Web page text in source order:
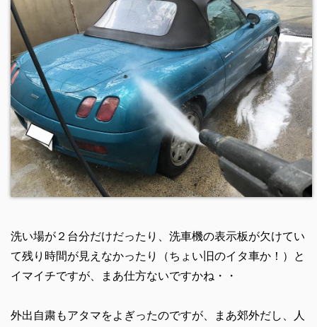
洗い場が２台分だけだったり、洗車機の表示板が欠けてい
て残り時間が見えなかったり（ちょい旧のイタ車か！）と
イマイチですが、まあ仕方ないですかね・・
外出自粛もアタマをよぎったのですが、まあ郊外だし、人